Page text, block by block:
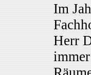
Im
Herr